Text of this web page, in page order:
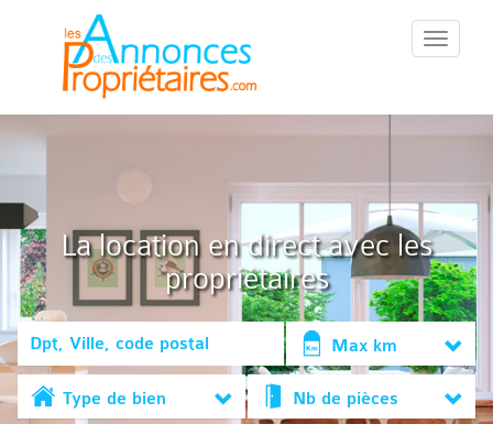
::Menu::
La location en direct avec les
propriétaires
Max km
Type de bien Nb de pièces